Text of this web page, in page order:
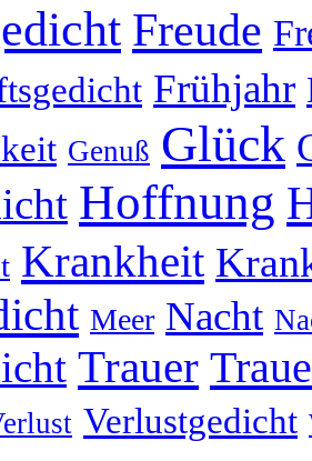
Freude
Frühjahr
Genuß Glück
Hoffnung
Krankheit
Meer Nacht
Trauer
Verlustgedicht